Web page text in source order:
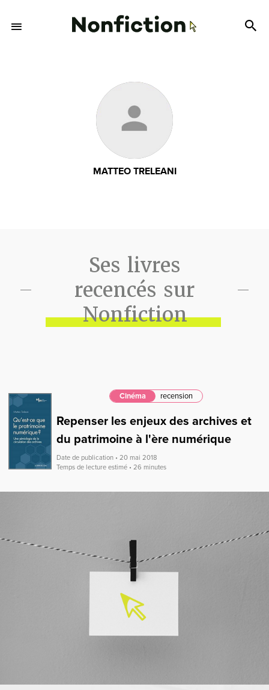
MATTEO TRELEANI
Ses livres
recencés sur
Nonfiction
Cinéma recension
Repenser les enjeux des archives et
du patrimoine à l'ère numérique
Date de publication • 20 mai 2018
Temps de lecture estimé • 26 minutes